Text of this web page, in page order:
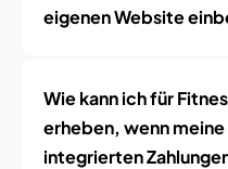
eigenen Website
Wie kann ich für
erheben, wenn
integrierten